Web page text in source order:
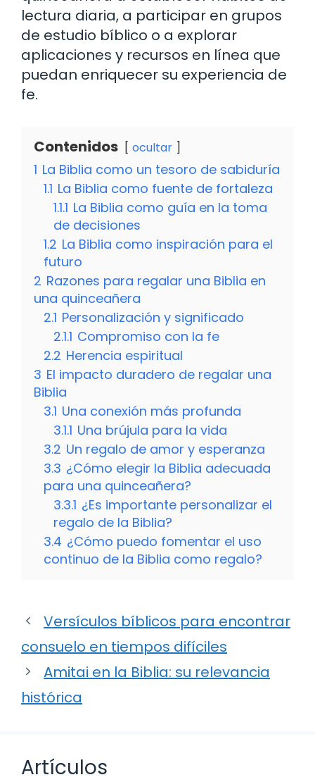
lectura diaria, a participar en grupos
de estudio bíblico o a explorar
aplicaciones y recursos en línea que
puedan enriquecer su experiencia de
fe.
Contenidos ocultar
1 La Biblia como un tesoro de sabiduría
1.1 La Biblia como fuente de fortaleza
1.1.1 La Biblia como guía en la toma
de decisiones
1.2 La Biblia como inspiración para el
futuro
2 Razones para regalar una Biblia en
una quinceañera
2.1 Personalización y significado
2.1.1 Compromiso con la fe
2.2 Herencia espiritual
3 El impacto duradero de regalar una
Biblia
3.1 Una conexión más profunda
3.1.1 Una brújula para la vida
3.2 Un regalo de amor y esperanza
3.3 ¿Cómo elegir la Biblia adecuada
para una quinceañera?
3.3.1 ¿Es importante personalizar el
regalo de la Biblia?
3.4 ¿Cómo puedo fomentar el uso
continuo de la Biblia como regalo?
Versículos bíblicos para encontrar
consuelo en tiempos difíciles
Amitai en la Biblia: su relevancia
histórica
Artículos